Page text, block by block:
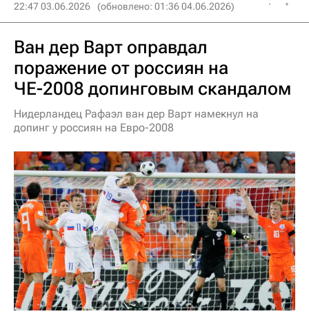
22:47 03.06.2026 (обновлено: 01:36 04.06.2026)
Ван дер Варт оправдал
поражение от россиян на
ЧЕ-2008 допинговым скандалом
Нидерландец Рафаэл ван дер Варт намекнул на
допинг у россиян на Евро-2008